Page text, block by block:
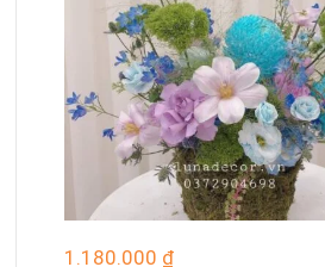
1.180.000 ₫